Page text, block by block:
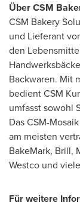
Über CSM
CSM Bakery
und Lieferant
den
Backwaren. Mit
bedient CSM
umfasst sowohl
Das CSM-
am meisten
BakeMark, Brill,
Westco und
Für weitere